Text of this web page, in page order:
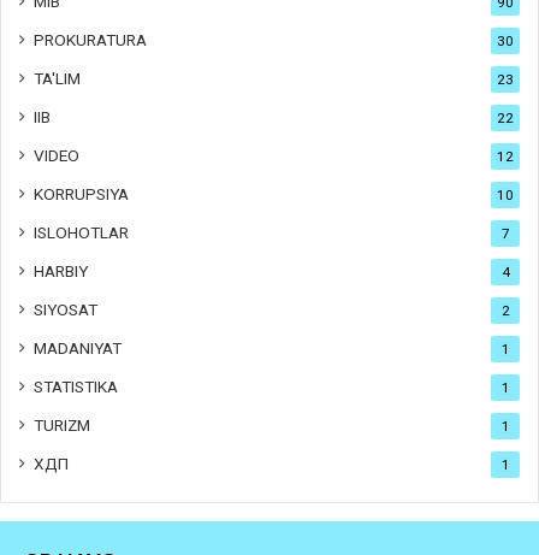
PROKURATURA 30
TA'LIM 23
IIB 22
VIDEO 12
KORRUPSIYA 10
ISLOHOTLAR 7
HARBIY 4
SIYOSAT 2
MADANIYAT 1
STATISTIKA 1
TURIZM 1
ХДП 1